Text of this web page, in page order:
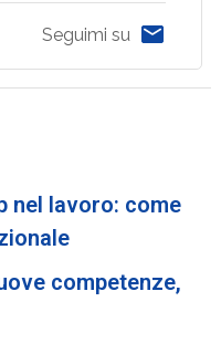
Seguimi su
nel lavoro: come
competenze,